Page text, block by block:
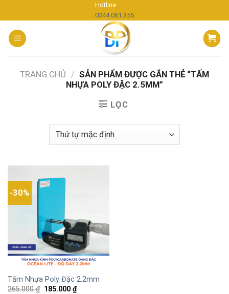
to
content
Hotline
0344.061.355
TRANG CHỦ / SẢN PHẨM ĐƯỢC GẮN THẺ “TẤM
NHỰA POLY ĐẶC 2.5MM”
LỌC
-30%
Tấm Nhựa Poly Đặc 2.2mm
265.000₫ 185.000₫